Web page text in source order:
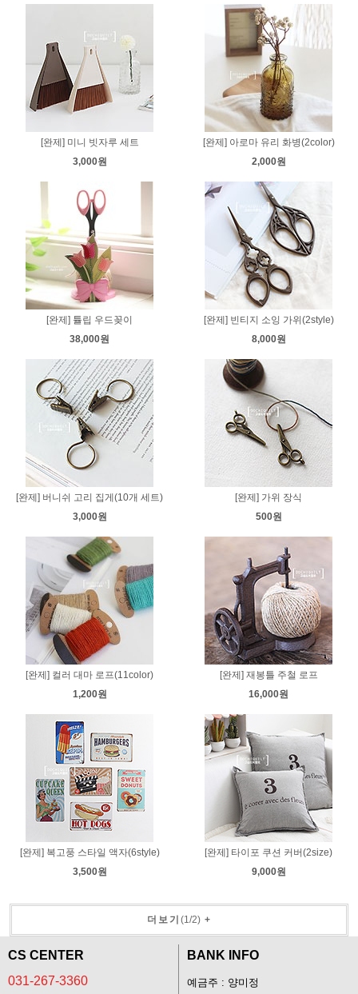
[완제] 미니 빗자루 세트
3,000원
[완제] 아로마 유리 화병(2color)
2,000원
[완제] 튤립 우드꽂이
38,000원
[완제] 빈티지 소잉 가위(2style)
8,000원
[완제] 버니쉬 고리 집게(10개 세트)
3,000원
[완제] 가위 장식
500원
[완제] 컬러 대마 로프(11color)
1,200원
[완제] 재봉틀 주철 로프
16,000원
[완제] 복고풍 스타일 액자(6style)
3,500원
[완제] 타이포 쿠션 커버(2size)
9,000원
더보기 (1/2)+
CS CENTER
031-267-3360
BANK INFO
예금주 : 양미정